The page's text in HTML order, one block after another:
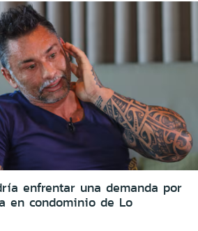
enfrentar una demanda por
en condominio de Lo